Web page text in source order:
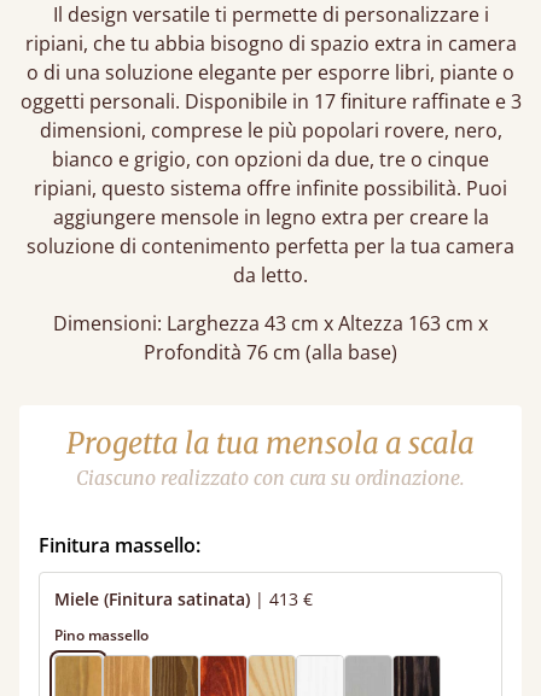
Il design versatile ti permette di personalizzare i
ripiani, che tu abbia bisogno di spazio extra in camera
o di una soluzione elegante per esporre libri, piante o
oggetti personali. Disponibile in 17 finiture raffinate e 3
dimensioni, comprese le più popolari rovere, nero,
bianco e grigio, con opzioni da due, tre o cinque
ripiani, questo sistema offre infinite possibilità. Puoi
aggiungere mensole in legno extra per creare la
soluzione di contenimento perfetta per la tua camera
da letto.
Dimensioni: Larghezza 43 cm x Altezza 163 cm x
Profondità 76 cm (alla base)
Progetta la tua mensola a scala
Ciascuno realizzato con cura su ordinazione.
Finitura massello:
Miele (Finitura satinata) | 413 €
Pino massello